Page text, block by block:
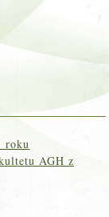
roku
AGH z